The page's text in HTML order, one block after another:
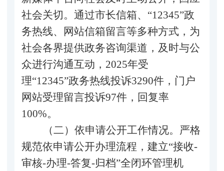
社会关切。通过市长信箱、“12345”政
务热线、网站信箱留言等多种方式，为
社会各界提供政务咨询渠道，及时与公
众进行沟通互动，2025年受
理“12345”政务热线投诉3290件，门户
网站受理留言投诉97件，回复率
100%。
（二）依申请公开工作情况。严格
规范依申请公开办理流程，建立“接收-
审核-办理-答复-归档”全闭环管理机